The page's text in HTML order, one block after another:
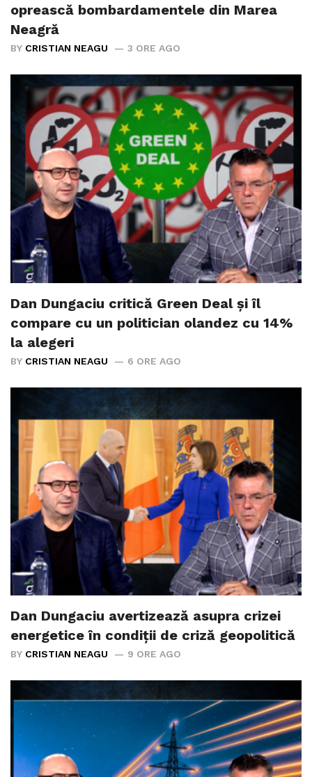
oprească bombardamentele din Marea
Neagră
BY CRISTIAN NEAGU 3 ORE AGO
Dan Dungaciu critică Green Deal și îl
compare cu un politician olandez cu 14%
la alegeri
BY CRISTIAN NEAGU 6 ORE AGO
Dan Dungaciu avertizează asupra crizei
energetice în condiții de criză geopolitică
BY CRISTIAN NEAGU 9 ORE AGO